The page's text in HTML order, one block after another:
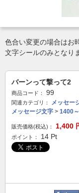
色合い変更の場合はお
文字シールのみとなり
バーンって撃って2
商品コード： 99
関連カテゴリ：
メッセー
メッセージ文字 > 1400
販売価格(税込)： 1,400
ポイント： 14 Pt